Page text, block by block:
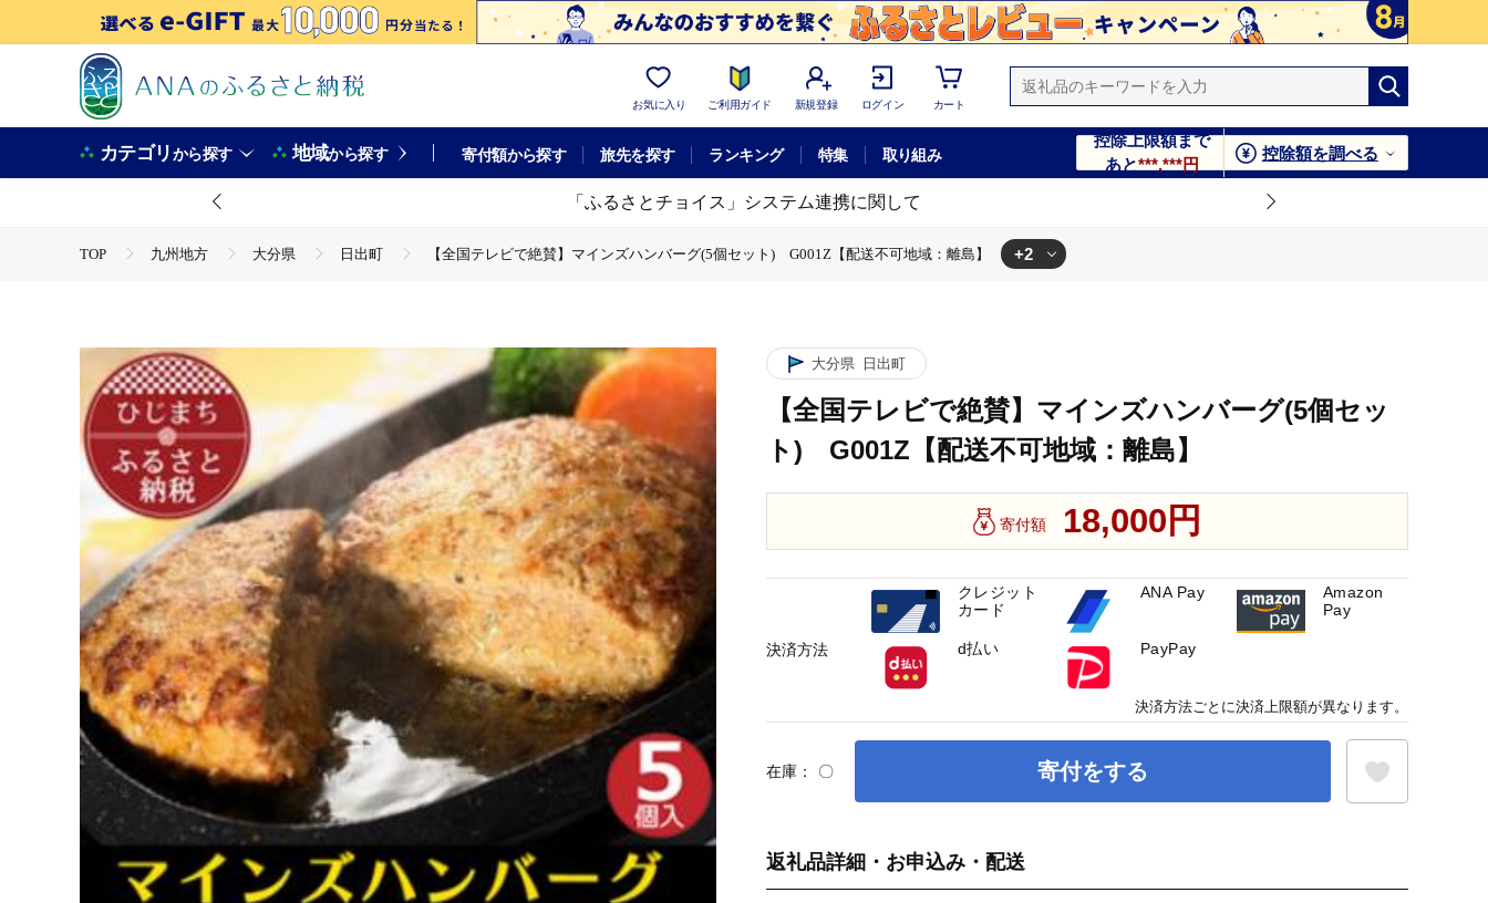
お気に入り ご利用ガイド 新規登録 ログイン カート
カテゴリから探す 地域から探す 寄付額から探す 旅先を探す ランキング 特集 取り組み
控除上限額まで
あと***,***円
控除額を調べる
「ふるさとチョイス」システム連携に関して
TOP 九州地方 大分県 日出町 【全国テレビで絶賛】マインズハンバーグ(5個セット) G001Z【配送不可地域：離島】 +2
大分県 日出町
【全国テレビで絶賛】マインズハンバーグ(5個セッ
ト) G001Z【配送不可地域：離島】
寄付額 18,000円
在庫： 〇 寄付をする
返礼品詳細・お申込み・配送
決済方法
クレジット
カード
ANA Pay
Amazon
Pay
d払い PayPay
決済方法ごとに決済上限額が異なります。